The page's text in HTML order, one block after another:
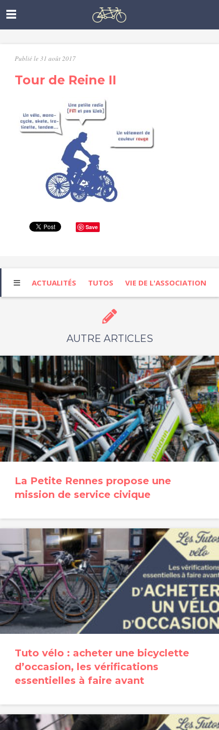
Publié le 31 août 2017
Tour de Reine II
Save
ACTUALITÉS TUTOS VIE DE L'ASSOCIATION
AUTRE ARTICLES
La Petite Rennes propose une
mission de service civique
Tuto vélo : acheter une bicyclette
d’occasion, les vérifications
essentielles à faire avant